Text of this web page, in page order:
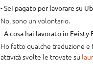
-Sei pagato per lavorare su
No, sono un volontario.
-A cosa hai lavorato in Feisty
Ho fatto qualche traduzione
attività svolte le trovate su